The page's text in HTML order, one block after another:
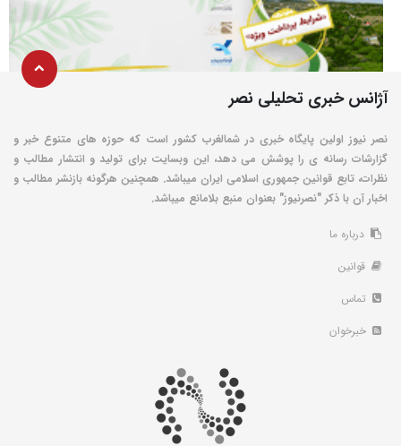
آژانس خبری تحلیلی نصر
نصر نیوز اولین پایگاه خبری در شمالغرب کشور است که حوزه های متنوع خبر و
گزارشات رسانه ی را پوشش می دهد، این وبسایت برای تولید و انتشار مطالب و
نظرات، تابع قوانین جمهوری اسلامی ایران میباشد. همچنین هرگونه بازنشر مطالب و
اخبار آن با ذکر "نصرنیوز" بعنوان منبع بلامانع میباشد.
درباره ما
قوانین
تماس
خبرخوان